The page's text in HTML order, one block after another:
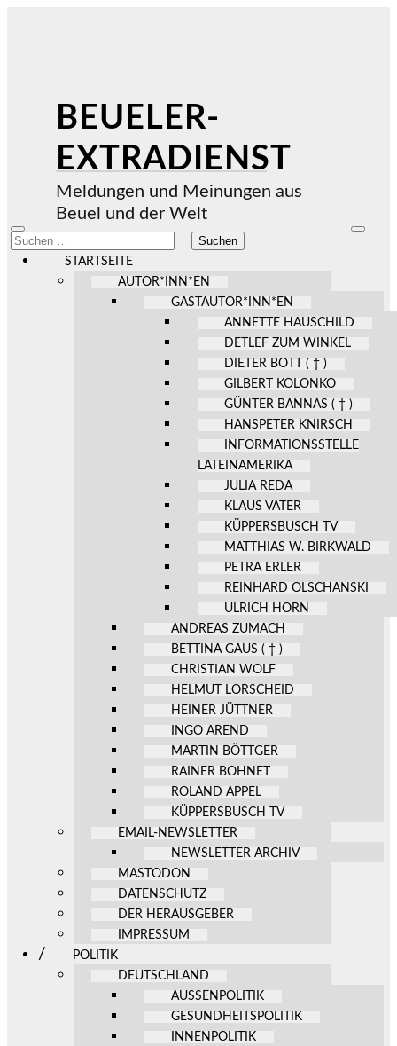
BEUELER-
EXTRADIENST
Meldungen und Meinungen aus
Beuel und der Welt
Mobile-
Menü
ein-/ausblenden
Suchen
nach:
STARTSEITE
AUTOR*INN*EN
GASTAUTOR*INN*EN
ANNETTE HAUSCHILD
DETLEF ZUM WINKEL
DIETER BOTT ( † )
GILBERT KOLONKO
GÜNTER BANNAS ( † )
HANSPETER KNIRSCH
INFORMATIONSSTELLE
LATEINAMERIKA
JULIA REDA
KLAUS VATER
KÜPPERSBUSCH TV
MATTHIAS W. BIRKWALD
PETRA ERLER
REINHARD OLSCHANSKI
ULRICH HORN
ANDREAS ZUMACH
BETTINA GAUS ( † )
CHRISTIAN WOLF
HELMUT LORSCHEID
HEINER JÜTTNER
INGO AREND
MARTIN BÖTTGER
RAINER BOHNET
ROLAND APPEL
KÜPPERSBUSCH TV
EMAIL-NEWSLETTER
NEWSLETTER ARCHIV
MASTODON
DATENSCHUTZ
DER HERAUSGEBER
IMPRESSUM
POLITIK
DEUTSCHLAND
AUSSENPOLITIK
GESUNDHEITSPOLITIK
INNENPOLITIK